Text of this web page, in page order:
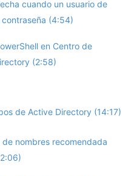
cuando un usuario de
(4:54)
en Centro de
(2:58)
de Active Directory (14:17)
de nombres recomendada